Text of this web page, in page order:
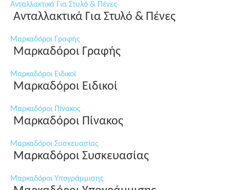
Ανταλλακτικά Για Στυλό & Πένες
Ανταλλακτικά Για Στυλό & Πένες
Μαρκαδόροι Γραφής
Μαρκαδόροι Γραφής
Μαρκαδόροι Ειδικοί
Μαρκαδόροι Ειδικοί
Μαρκαδόροι Πίνακος
Μαρκαδόροι Πίνακος
Μαρκαδόροι Συσκευασίας
Μαρκαδόροι Συσκευασίας
Μαρκαδόροι Υπογράμμισης